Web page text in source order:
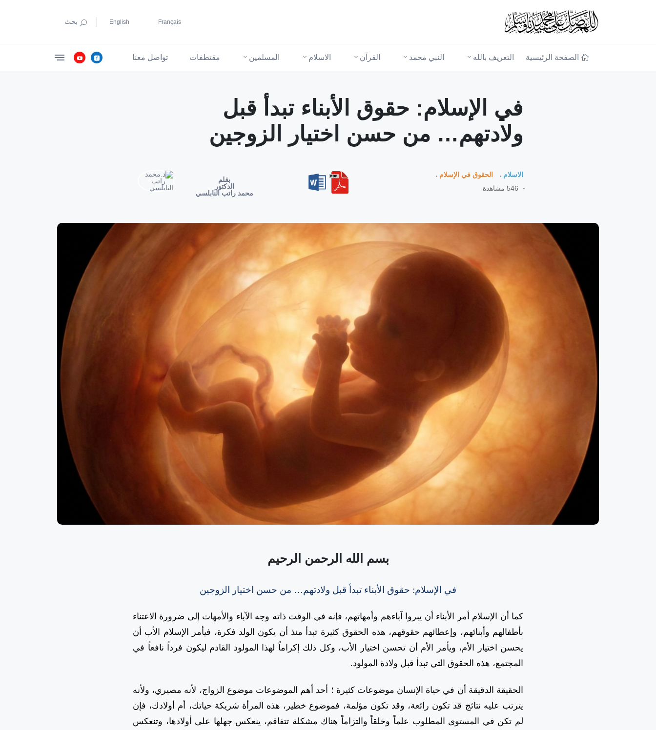
English Français بحث
الصفحة الرئيسية التعريف بالله النبي محمد القرآن الاسلام المسلمين مقتطفات تواصل معنا
في الإسلام: حقوق الأبناء تبدأ قبل
ولادتهم… من حسن اختيار الزوجين
الاسلام
الحقوق في الإسلام
546 مشاهدة
بقلم
الدكتور
محمد راتب النابلسي
بسم الله الرحمن الرحيم
في الإسلام: حقوق الأبناء تبدأ قبل ولادتهم… من حسن اختيار الزوجين
كما أن الإسلام أمر الأبناء أن يبروا آباءهم وأمهاتهم، فإنه في الوقت ذاته وجه الآباء والأمهات إلى ضرورة الاعتناء
بأطفالهم وأبنائهم، وإعطائهم حقوقهم، هذه الحقوق كثيرة تبدأ منذ أن يكون الولد فكرة، فيأمر الإسلام الأب أن
يحسن اختيار الأم، ويأمر الأم أن تحسن اختيار الأب، وكل ذلك إكراماً لهذا المولود القادم ليكون فرداً نافعاً في
المجتمع، هذه الحقوق التي تبدأ قبل ولادة المولود.
الحقيقة الدقيقة أن في حياة الإنسان موضوعات كثيرة ؛ أحد أهم الموضوعات موضوع الزواج، لأنه مصيري، ولأنه
يترتب عليه نتائج قد تكون رائعة، وقد تكون مؤلمة، فموضوع خطير، هذه المرأة شريكة حياتك، أم أولادك، فإن
لم تكن في المستوى المطلوب علماً وخلقاً والتزاماً هناك مشكلة تتفاقم، ينعكس جهلها على أولادها، وتنعكس